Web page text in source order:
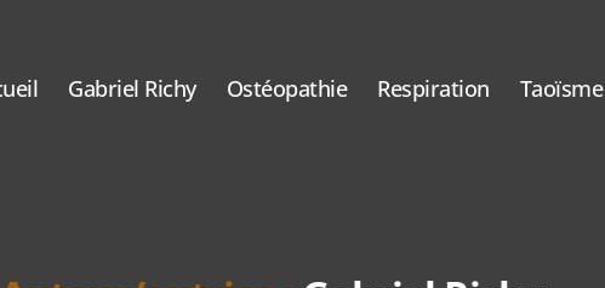
Gabriel Richy Ostéopathie Respiration Taoïsme